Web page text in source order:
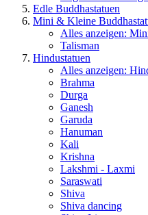
Edle Buddhastatuen
Mini & Kleine
Alles anzeigen:
Talisman
Hindustatuen
Alles anzeigen:
Brahma
Durga
Ganesh
Garuda
Hanuman
Kali
Krishna
Lakshmi - Laxmi
Saraswati
Shiva
Shiva dancing